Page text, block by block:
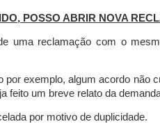
POSSO ABRIR NOVA
uma reclamação com o
exemplo, algum acordo
um breve relato da
por motivo de duplicidade.